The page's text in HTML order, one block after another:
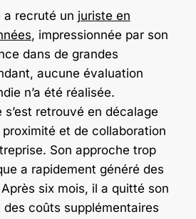
a recruté un juriste en
, impressionnée par son
dans de grandes
aucune évaluation
n’a été réalisée.
retrouvé en décalage
et de collaboration
Son approche trop
a rapidement généré des
six mois, il a quitté son
coûts supplémentaires